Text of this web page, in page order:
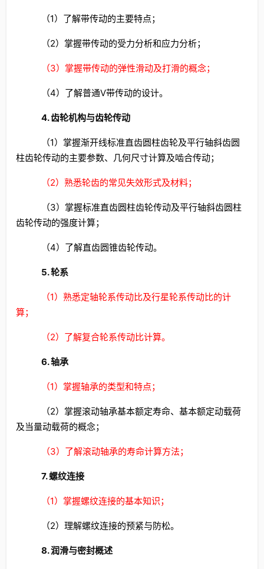
（1）了解带传动的主要特点；
（2）掌握带传动的受力分析和应力分析；
（3）掌握带传动的弹性滑动及打滑的概念；
（4）了解普通V带传动的设计。
4. 齿轮机构与齿轮传动
（1）掌握渐开线标准直齿圆柱齿轮及平行轴斜齿圆
柱齿轮传动的主要参数、几何尺寸计算及啮合传动；
（2）熟悉轮齿的常见失效形式及材料；
（3）掌握标准直齿圆柱齿轮传动及平行轴斜齿圆柱
齿轮传动的强度计算；
（4）了解直齿圆锥齿轮传动。
5. 轮系
（1）熟悉定轴轮系传动比及行星轮系传动比的计
算；
（2）了解复合轮系传动比计算。
6. 轴承
（1）掌握轴承的类型和特点；
（2）掌握滚动轴承基本额定寿命、基本额定动载荷
及当量动载荷的概念；
（3）了解滚动轴承的寿命计算方法；
7. 螺纹连接
（1）掌握螺纹连接的基本知识；
（2）理解螺纹连接的预紧与防松。
8. 润滑与密封概述